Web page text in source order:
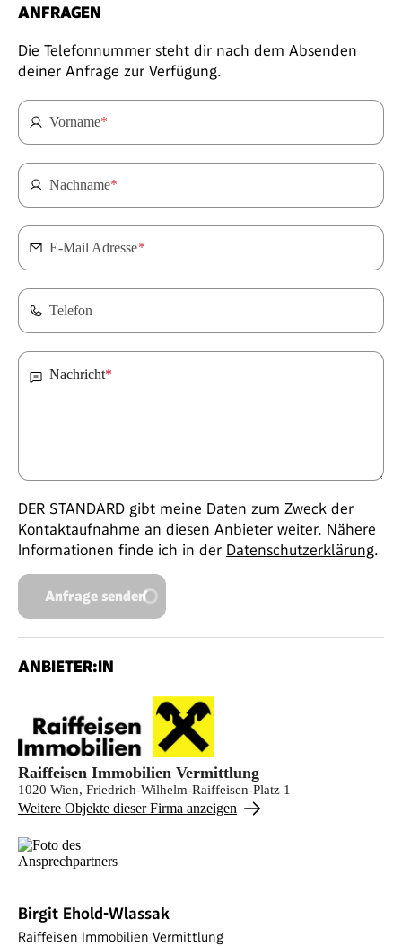
ANFRAGEN
Die Telefonnummer steht dir nach dem Absenden
deiner Anfrage zur Verfügung.
Vorname*
Nachname*
E-Mail Adresse*
Telefon
Nachricht*
DER STANDARD gibt meine Daten zum Zweck der
Kontaktaufnahme an diesen Anbieter weiter. Nähere
Informationen finde ich in der Datenschutzerklärung.
Anfrage senden
ANBIETER:IN
Raiffeisen Immobilien Vermittlung
1020 Wien, Friedrich-Wilhelm-Raiffeisen-Platz 1
Weitere Objekte dieser Firma anzeigen
Birgit Ehold-Wlassak
Raiffeisen Immobilien Vermittlung